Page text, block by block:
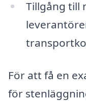
Tillgång till
För att få en
för